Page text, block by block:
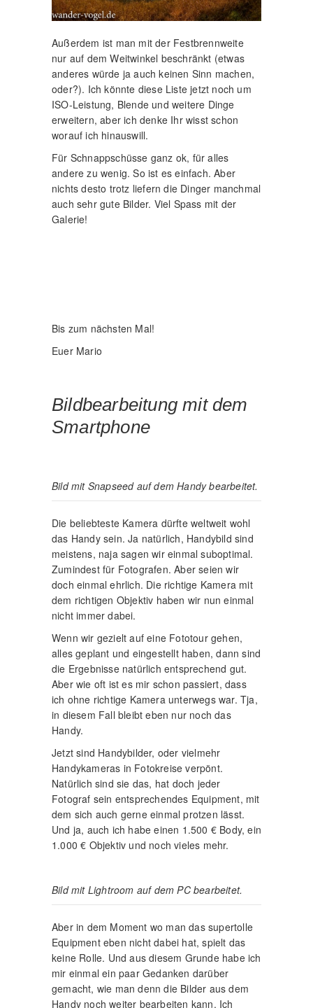
Außerdem ist man mit der Festbrennweite
nur auf dem Weitwinkel beschränkt (etwas
anderes würde ja auch keinen Sinn machen,
oder?). Ich könnte diese Liste jetzt noch um
ISO-Leistung, Blende und weitere Dinge
erweitern, aber ich denke Ihr wisst schon
worauf ich hinauswill.
Für Schnappschüsse ganz ok, für alles
andere zu wenig. So ist es einfach. Aber
nichts desto trotz liefern die Dinger manchmal
auch sehr gute Bilder. Viel Spass mit der
Galerie!
Bis zum nächsten Mal!
Euer Mario
Bildbearbeitung mit dem
Smartphone
Bild mit Snapseed auf dem Handy bearbeitet.
Die beliebteste Kamera dürfte weltweit wohl
das Handy sein. Ja natürlich, Handybild sind
meistens, naja sagen wir einmal suboptimal.
Zumindest für Fotografen. Aber seien wir
doch einmal ehrlich. Die richtige Kamera mit
dem richtigen Objektiv haben wir nun einmal
nicht immer dabei.
Wenn wir gezielt auf eine Fototour gehen,
alles geplant und eingestellt haben, dann sind
die Ergebnisse natürlich entsprechend gut.
Aber wie oft ist es mir schon passiert, dass
ich ohne richtige Kamera unterwegs war. Tja,
in diesem Fall bleibt eben nur noch das
Handy.
Jetzt sind Handybilder, oder vielmehr
Handykameras in Fotokreise verpönt.
Natürlich sind sie das, hat doch jeder
Fotograf sein entsprechendes Equipment, mit
dem sich auch gerne einmal protzen lässt.
Und ja, auch ich habe einen 1.500 € Body, ein
1.000 € Objektiv und noch vieles mehr.
Bild mit Lightroom auf dem PC bearbeitet.
Aber in dem Moment wo man das supertolle
Equipment eben nicht dabei hat, spielt das
keine Rolle. Und aus diesem Grunde habe ich
mir einmal ein paar Gedanken darüber
gemacht, wie man denn die Bilder aus dem
Handy noch weiter bearbeiten kann. Ich